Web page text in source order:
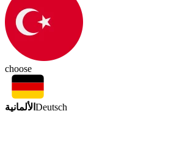
choose
الألمانية Deutsch